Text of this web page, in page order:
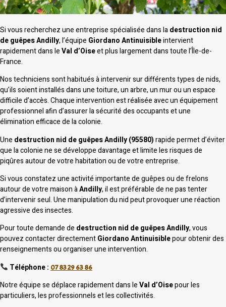
Si vous recherchez une entreprise spécialisée dans ladestruction nid
de guêpes Andilly, l’équipe Giordano Antinuisibleintervient
rapidement dans leVal d’Oiseet plus largement dans toute l’Île-de-
France.
Nos techniciens sont habitués à intervenir sur différents types de nids,
qu’ils soient installés dans une toiture, un arbre, un mur ou un espace
difficile d’accès. Chaque intervention est réalisée avec un équipement
professionnel afin d’assurer la sécurité des occupants et une
élimination efficace de la colonie.
Une destruction nid de guêpes Andilly (95580)rapide permet d’éviter
que la colonie ne se développe davantage et limite les risques de
piqûres autour de votre habitation ou de votre entreprise.
Si vous constatez une activité importante de guêpes ou de frelons
autour de votre maison àAndilly, il est préférable de ne pas tenter
d’intervenir seul. Une manipulation du nid peut provoquer une réaction
agressive des insectes.
Pour toute demande de destruction nid de guêpes Andilly, vous
pouvez contacter directementGiordano Antinuisiblepour obtenir des
renseignements ou organiser une intervention.
Téléphone : 07 83 29 63 86
Notre équipe se déplace rapidement dans leVal d’Oisepour les
particuliers, les professionnels et les collectivités.